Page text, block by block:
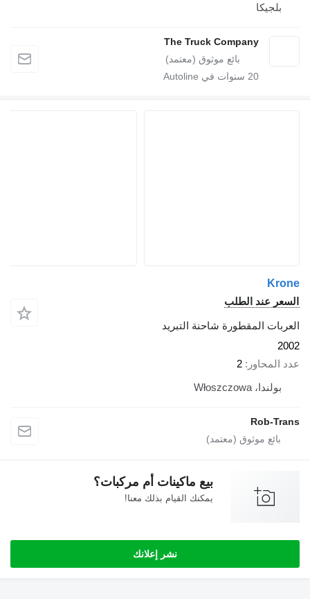
بلجيكا
The Truck Company
20 سنوات في Autoline
Krone
السعر عند الطلب
العربات المقطورة شاحنة التبريد
2002
عدد المحاور
2
بولندا، Włoszczowa
Rob-Trans
بيع ماكينات أم مركبات؟
يمكنك القيام بذلك معنا!
نشر إعلانك